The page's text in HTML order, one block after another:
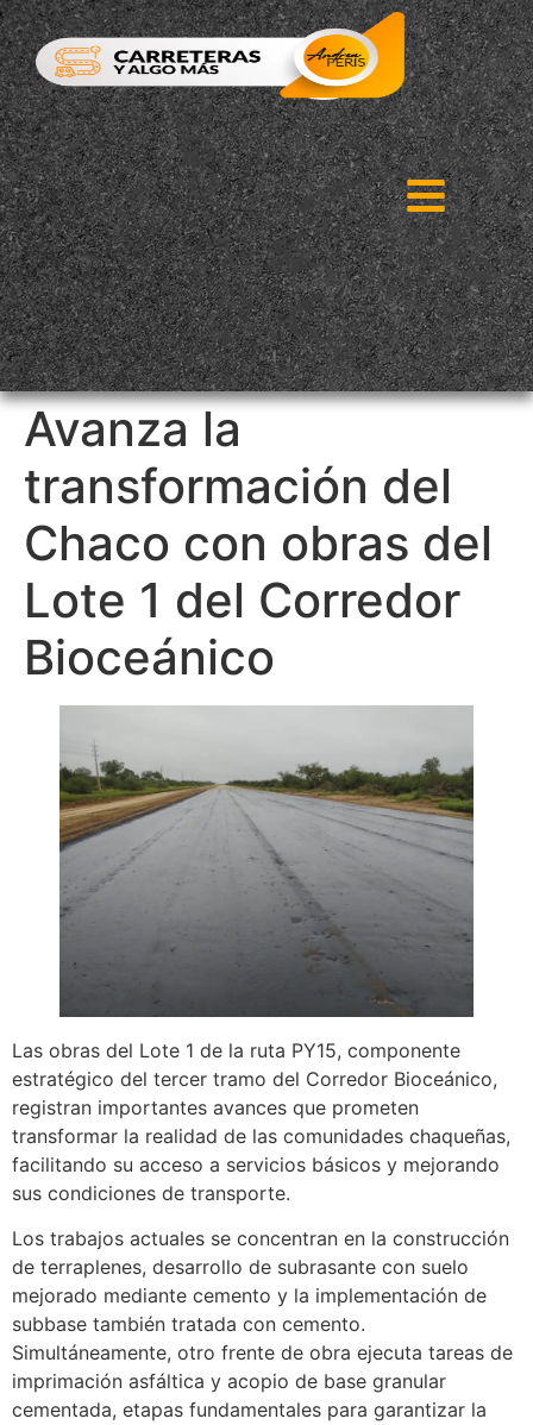
Avanza la
transformación del
Chaco con obras del
Lote 1 del Corredor
Bioceánico
Las obras del Lote 1 de la ruta PY15, componente
estratégico del tercer tramo del Corredor Bioceánico,
registran importantes avances que prometen
transformar la realidad de las comunidades chaqueñas,
facilitando su acceso a servicios básicos y mejorando
sus condiciones de transporte.
Los trabajos actuales se concentran en la construcción
de terraplenes, desarrollo de subrasante con suelo
mejorado mediante cemento y la implementación de
subbase también tratada con cemento.
Simultáneamente, otro frente de obra ejecuta tareas de
imprimación asfáltica y acopio de base granular
cementada, etapas fundamentales para garantizar la